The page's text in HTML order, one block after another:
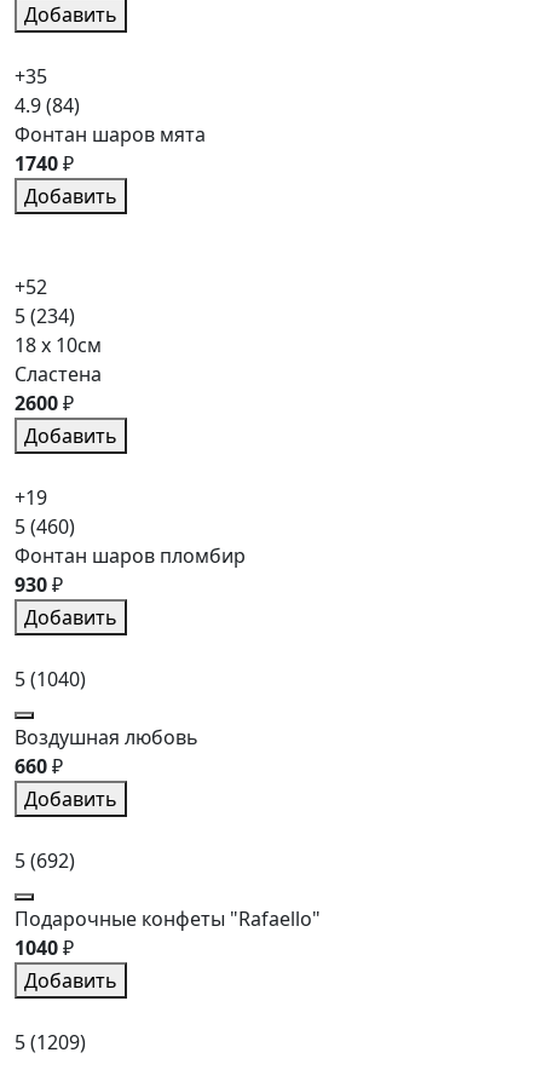
Добавить
+35
4.9(84)
Фонтан шаров мята
1740₽
Добавить
+52
5(234)
18 x 10см
Сластена
2600₽
Добавить
+19
5(460)
Фонтан шаров пломбир
930₽
Добавить
5(1040)
Воздушная любовь
660₽
Добавить
5(692)
Подарочные конфеты "Rafaello"
1040₽
Добавить
5(1209)